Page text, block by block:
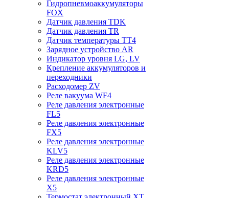
Гидропневмоаккумуляторы
FOX
Датчик давления TDK
Датчик давления TR
Датчик температуры TT4
Зарядное устройство AR
Индикатор уровня LG, LV
Крепление аккумуляторов и
переходники
Расходомер ZV
Реле вакуума WF4
Реле давления электронные
FL5
Реле давления электронные
FX5
Реле давления электронные
KLV5
Реле давления электронные
KRD5
Реле давления электронные
X5